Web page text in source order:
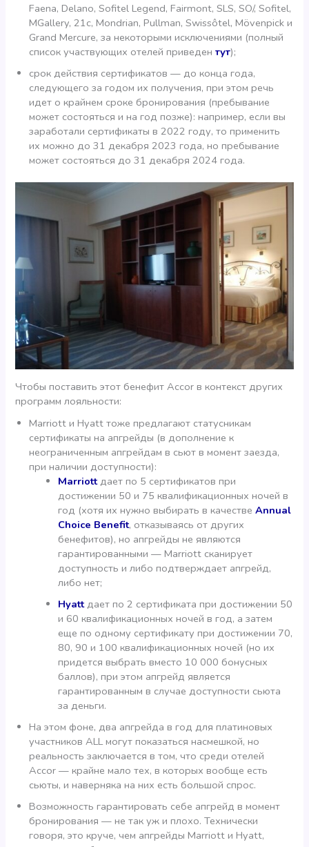
Faena, Delano, Sofitel Legend, Fairmont, SLS, SO/, Sofitel,
MGallery, 21c, Mondrian, Pullman, Swissôtel, Mövenpick и
Grand Mercure, за некоторыми исключениями (полный
список участвующих отелей приведентут);
срок действия сертификатов — до конца года,
следующего за годом их получения, при этом речь
идет о крайнем сроке бронирования (пребывание
может состояться и на год позже): например, если вы
заработали сертификаты в 2022 году, то применить
их можно до 31 декабря 2023 года, но пребывание
может состояться до 31 декабря 2024 года.
Чтобы поставить этот бенефит Accor в контекст других
программ лояльности:
Marriott и Hyatt тоже предлагают статусникам
сертификаты на апгрейды (в дополнение к
неограниченным апгрейдам в сьют в момент заезда,
при наличии доступности):
Marriottдает по 5 сертификатов при
достижении 50 и 75 квалификационных ночей в
год (хотя их нужно выбирать в качествеAnnual
Choice Benefit, отказываясь от других
бенефитов), но апгрейды не являются
гарантированными — Marriott сканирует
доступность и либо подтверждает апгрейд,
либо нет;
Hyattдает по 2 сертификата при достижении 50
и 60 квалификационных ночей в год, а затем
еще по одному сертификату при достижении 70,
80, 90 и 100 квалификационных ночей (но их
придется выбрать вместо 10 000 бонусных
баллов), при этом апгрейд является
гарантированным в случае доступности сьюта
за деньги.
На этом фоне, два апгрейда в год для платиновых
участников ALL могут показаться насмешкой, но
реальность заключается в том, что среди отелей
Accor — крайне мало тех, в которых вообще есть
сьюты, и наверняка на них есть большой спрос.
Возможность гарантировать себе апгрейд в момент
бронирования — не так уж и плохо. Технически
говоря, это круче, чем апгрейды Marriott и Hyatt,